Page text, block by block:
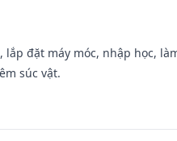
đặt máy móc, nhập học,
súc vật.